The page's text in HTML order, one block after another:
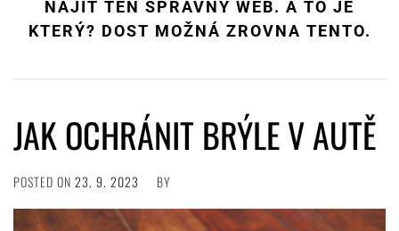
NAJÍT TEN SPRÁVNÝ WEB. A TO JE
KTERÝ? DOST MOŽNÁ ZROVNA TENTO.
JAK OCHRÁNIT BRÝLE V AUTĚ
POSTED ON 23. 9. 2023 BY